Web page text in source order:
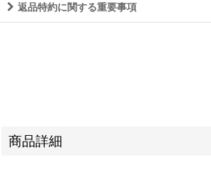
返品特約に関する重要事項
商品詳細